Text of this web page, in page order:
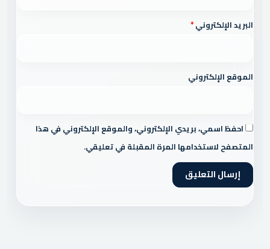
البريد الإلكتروني*
الموقع الإلكتروني
احفظ اسمي، بريدي الإلكتروني، والموقع الإلكتروني في هذا
المتصفح لاستخدامها المرة المقبلة في تعليقي.